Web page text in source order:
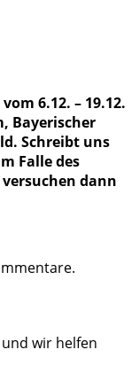
6.12. – 19.12.
Bayerischer
Schreibt uns
Falle des
dann
wir helfen